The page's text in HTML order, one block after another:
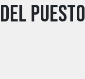
puesto